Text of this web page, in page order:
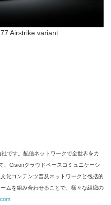
Airstrike variant
です。配信ネットワークで全世界をカ
、Cisionクラウドベースコミュニケーシ
化コンテンツ普及ネットワークと包括的
ムを組み合わせることで、様々な組織の